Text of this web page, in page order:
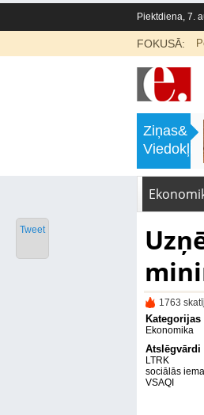
Piektdiena, 7.
FOKUSĀ:
Ziņas&
Viedokļi
Labklājības ministrija rosina reformēt
un būtiski uzlabot vecāku pabalstu
1763
Kategorijas
Ekonomika
Atslēgvārdi
LTRK
sociālās
VSAQI
Tweet